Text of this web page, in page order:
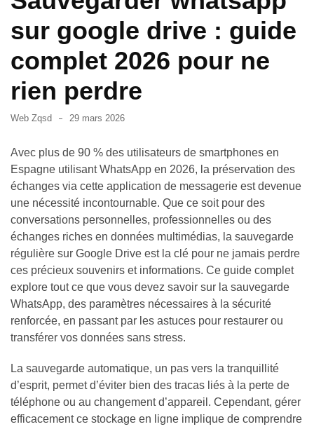
activer
carte
en
2026
presse
papier
Samsung
guide
complet
en
2026
MOST
CATEGORIES
Informatique
(145)
sur google drive : guide
complet 2026 pour ne
rien perdre
Web Zqsd 29 mars 2026
Avec plus de 90 % des utilisateurs de smartphones en
Espagne utilisant WhatsApp en 2026, la préservation des
échanges via cette application de messagerie est devenue
une nécessité incontournable. Que ce soit pour des
conversations personnelles, professionnelles ou des
échanges riches en données multimédias, la sauvegarde
régulière sur Google Drive est la clé pour ne jamais perdre
ces précieux souvenirs et informations. Ce guide complet
explore tout ce que vous devez savoir sur la sauvegarde
WhatsApp, des paramètres nécessaires à la sécurité
renforcée, en passant par les astuces pour restaurer ou
transférer vos données sans stress.
La sauvegarde automatique, un pas vers la tranquillité
d’esprit, permet d’éviter bien des tracas liés à la perte de
téléphone ou au changement d’appareil. Cependant, gérer
efficacement ce stockage en ligne implique de comprendre